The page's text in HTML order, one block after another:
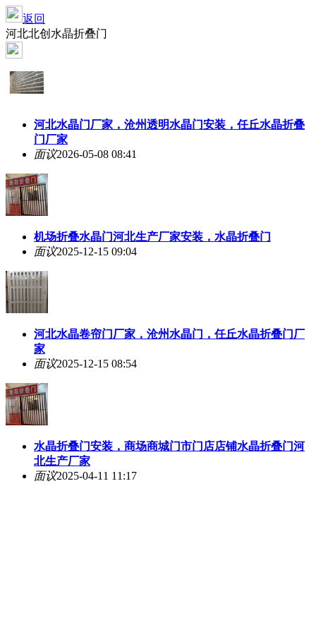
返回
河北北创水晶折叠门
河北水晶门厂家，沧州透明水晶门安装，任丘水晶折叠
门厂家
面议2026-05-08 08:41
机场折叠水晶门河北生产厂家安装，水晶折叠门
面议2025-12-15 09:04
河北水晶卷帘门厂家，沧州水晶门，任丘水晶折叠门厂
家
面议2025-12-15 08:54
水晶折叠门安装，商场商城门市门店店铺水晶折叠门河
北生产厂家
面议2025-04-11 11:17